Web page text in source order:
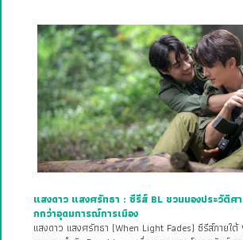
แสงดาว แสงศรัทธา : ซีรีส์ BL ชวนมองประวัติศ
กกว่าอุดมการณ์การเมือง
แสงดาว แสงศรัทธา (When Light Fades) ซีรีส์ภายใ